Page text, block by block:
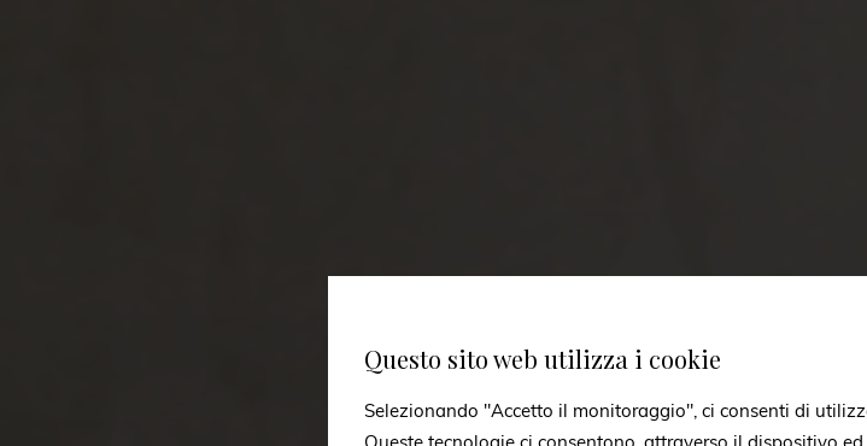
Questo sito web utilizza i cookie
Selezionando "Accetto il monitoraggio", ci consenti di